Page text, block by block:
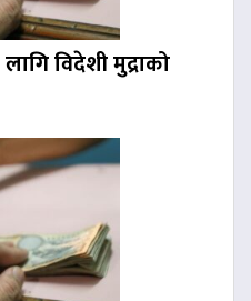
विदेशी मुद्राको